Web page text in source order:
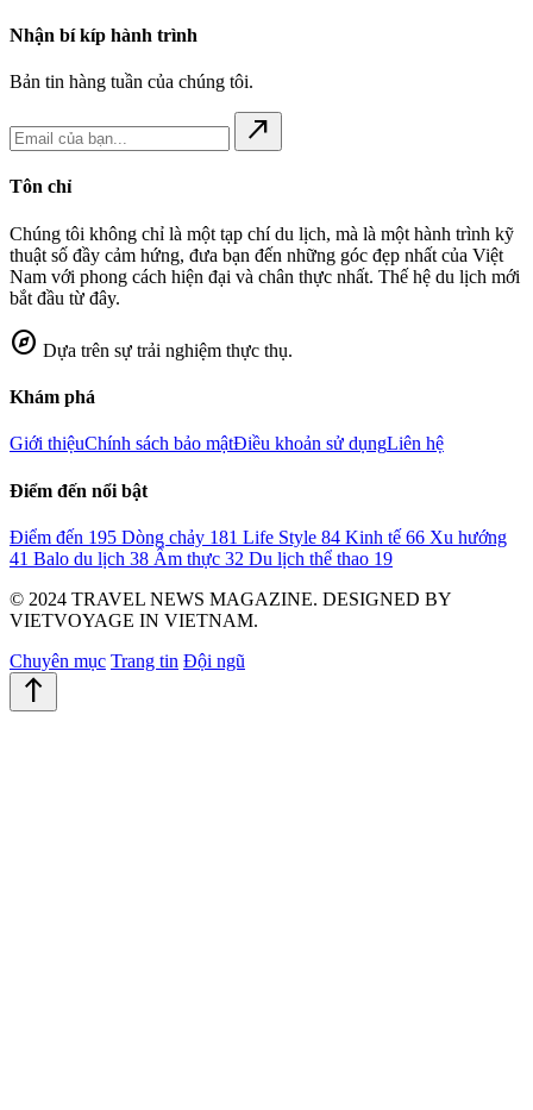
Nhận bí kíp hành trình
Bản tin hàng tuần của chúng tôi.
north_east
Tôn chỉ
Chúng tôi không chỉ là một tạp chí du lịch, mà là một hành trình kỹ
thuật số đầy cảm hứng, đưa bạn đến những góc đẹp nhất của Việt
Nam với phong cách hiện đại và chân thực nhất. Thế hệ du lịch mới
bắt đầu từ đây.
explore Dựa trên sự trải nghiệm thực thụ.
Khám phá
Giới thiệuChính sách bảo mậtĐiều khoản sử dụngLiên hệ
Điểm đến nổi bật
Điểm đến 195 Dòng chảy 181 Life Style 84 Kinh tế 66 Xu hướng
41 Balo du lịch 38 Ẩm thực 32 Du lịch thể thao 19
© 2024 TRAVEL NEWS MAGAZINE. DESIGNED BY
VIETVOYAGE IN VIETNAM.
Chuyên mục Trang tin Đội ngũ
north